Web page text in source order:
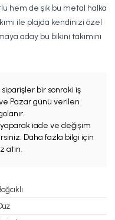
hem de şık bu metal halka
ile plajda kendinizi özel
aday bu bikini takımını
bir sonraki iş
Pazar günü verilen
iade ve değişim
Daha fazla bilgi için
atın.